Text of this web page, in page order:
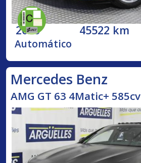
2020 45522 km
Automático
Mercedes Benz
AMG GT 63 4Matic+ 585cv